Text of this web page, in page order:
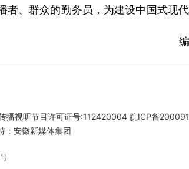
、群众的勤务员，为建设中国式现
播视听节目许可证号:112420004 皖ICP备
：安徽新媒体集团